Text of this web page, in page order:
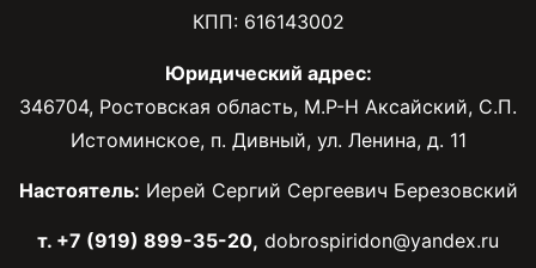
КПП: 616143002
Юридический адрес:
346704, Ростовская область, М.Р-Н Аксайский, С.П.
Истоминское, п. Дивный, ул. Ленина, д. 11
Настоятель: Иерей Сергий Сергеевич Березовский
т. +7 (919) 899-35-20, dobrospiridon@yandex.ru